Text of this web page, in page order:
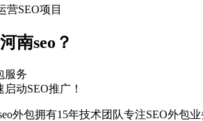
营SEO项目
南seo？
动SEO推广！
外包拥有15年技术团队专注SEO外包